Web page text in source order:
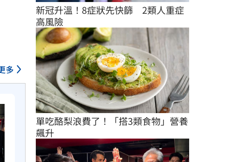
多
新冠升溫！8症狀先快篩　2類人重症
高風險
單吃酪梨浪費了！「搭3類食物」營養
飆升